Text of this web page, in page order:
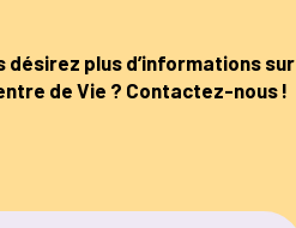
désirez plus d’informations sur
de Vie ? Contactez-nous !